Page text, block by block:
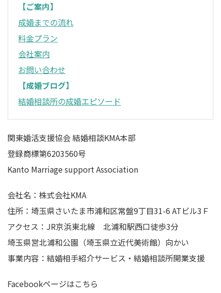
【ご案内】
成婚までの流れ
料金プラン
会社案内
お問い合わせ
【成婚ブログ】
結婚相談所の成婚エピソード
関東婚活支援協会 結婚相談KMA本部
登録商標第6203560号
Kanto Marriage support Association
会社名：株式会社KMA
住所：埼玉県さいたま市浦和区常盤9丁目31-6 ATビル3Ｆ
アクセス：JR京浜東北線 北浦和駅西口徒歩3分
埼玉県営北浦和公園（埼玉県立近代美術館）向かい
事業内容：結婚相手紹介サービス・結婚相談所開業支援
Facebookページはこちら